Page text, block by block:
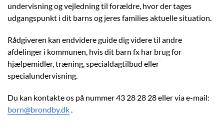
undervisning og vejledning til forældre, hvor der tages
udgangspunkt i dit barns og jeres families aktuelle situation.
Rådgiveren kan endvidere guide dig videre til andre
afdelinger i kommunen, hvis dit barn fx har brug for
hjælpemidler, træning, specialdagtilbud eller
specialundervisning.
Du kan kontakte os på nummer 43 28 28 28 eller via e-mail:
born@brondby.dk.